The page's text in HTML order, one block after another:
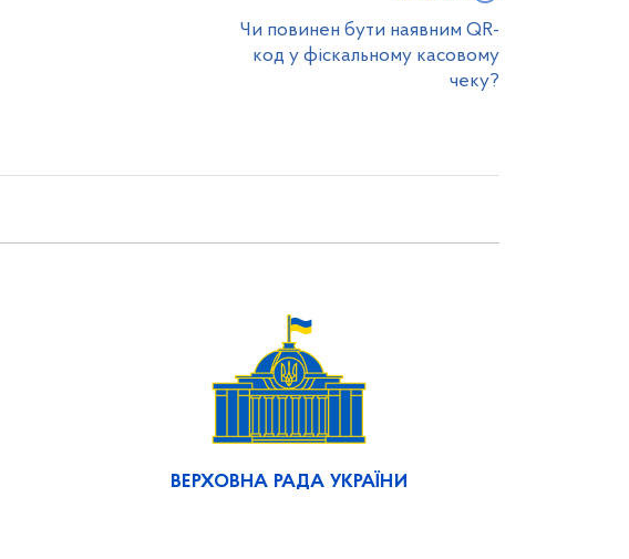
Чи повинен бути наявним QR-
код у фіскальному касовому
чеку?
ВЕРХОВНА РАДА УКРАЇНИ